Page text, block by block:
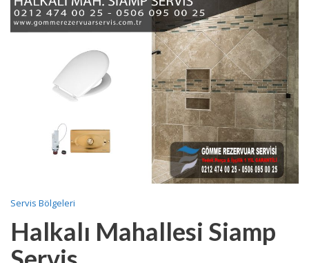
Servis Bölgeleri
Halkalı Mahallesi Siamp